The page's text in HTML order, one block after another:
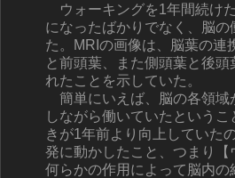
ウォーキングを1年間続け
になったばかりでなく、脳の
た。MRIの画像は、脳葉の連
と前頭葉、また側頭葉と後頭
れたことを示していた。
簡単にいえば、脳の各領域
しながら働いていたという
きが1年前より向上していた
発に動かしたこと、つまり【
何らかの作用によって脳内の